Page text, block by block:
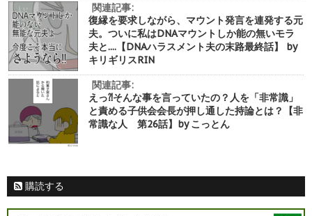
関連記事:
復縁を要求しながら、マウント発言を連発する元
夫。ついに私はDNAマウントしか能の無いモラ
夫と....【DNAハラスメント夫の末路最終話】 by
キリギリスRIN
関連記事:
えっ⁈そんな事を言っていたの？人を「非常識」
と責める子供会会長が押し通した持論とは？【非
常識な人 第26話】by こっとん
購読する